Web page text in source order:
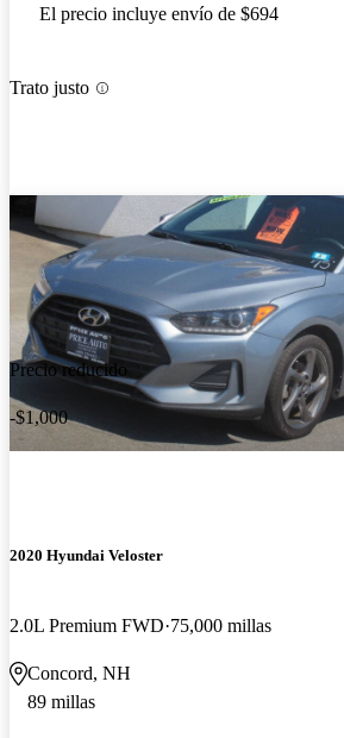
El precio incluye envío de $694
Trato justo
Precio reducido
-$1,000
2020 Hyundai Veloster
2.0L Premium FWD 75,000 millas
Concord, NH
89 millas